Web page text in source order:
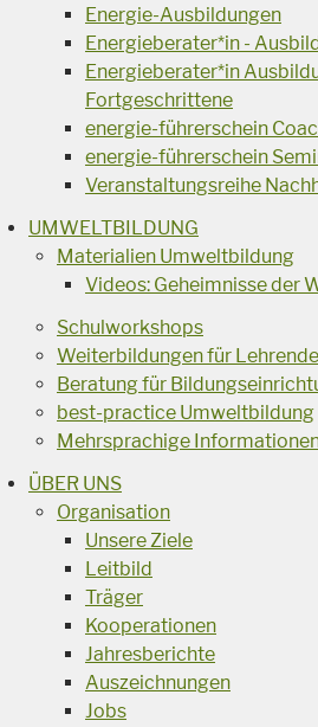
Energie-Ausbildungen
Energieberater*in -
Energieberater*in
Fortgeschrittene
energie-führerschein
energie-führerschein
Veranstaltungsreihe
UMWELTBILDUNG
Materialien Umweltbildung
Videos: Geheimnisse der
Schulworkshops
Weiterbildungen für Lehrende
Beratung für
best-practice Umweltbildung
Mehrsprachige
ÜBER UNS
Organisation
Unsere Ziele
Leitbild
Träger
Kooperationen
Jahresberichte
Auszeichnungen
Jobs